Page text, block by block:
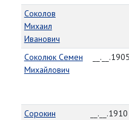
Соколов
Михаил
Иванович
Соколюк Семен
Михайлович
__.__.1905
Сорокин
__.__.1910